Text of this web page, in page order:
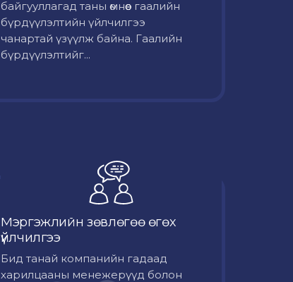
байгууллагад таны өмнөөс гаалийн
бүрдүүлэлтийн үйлчилгээ
чанартай үзүүлж байна. Гаалийн
бүрдүүлэлтийг...
Мэргэжлийн зөвлөгөө өгөх
үйлчилгээ
Бид танай компанийн гадаад
харилцааны менежерүүд болон